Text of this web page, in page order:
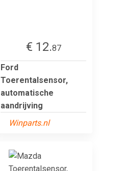
€ 12.87
Ford
Toerentalsensor,
automatische
aandrijving
Winparts.nl